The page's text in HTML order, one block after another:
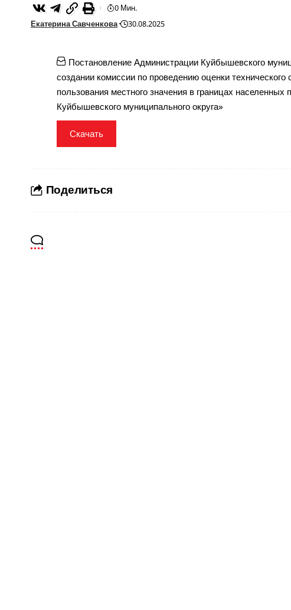
Екатерина Савченкова 30.08.2025
0 Мин.
Постановление Администрации Куйбышевского
создании комиссии по проведению оценки
пользования местного значения в границах
Куйбышевского муниципального округа»
Скачать
Поделиться